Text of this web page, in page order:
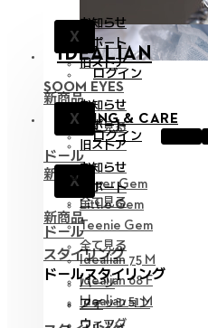
SOOM EYES
STYLING & CARE
ログイン
X
お知らせ
サポート
新商品
全て見る
ドールスタイリング
ファッション
ウィッグ
IDEALIAN
ログイン
X
お知らせ
サポート
旧ストア
新商品
全て見る
ドール
Idealian 75 M
Idealian 68 F
Idealian 51 M
X
お知らせ
サポート
旧ストア
新商品
全て見る
ドール
Hyper Gem
Little Gem
Teenie Gem
スタイリング
パーツ
アイ
ウェア